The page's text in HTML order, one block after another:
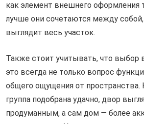
как элемент внешнего оформления
лучше они сочетаются между
выглядит весь участок.
Также стоит учитывать, что выбор
это всегда не только вопрос
общего ощущения от пространства.
группа подобрана удачно, двор
продуманным, а сам дом — более